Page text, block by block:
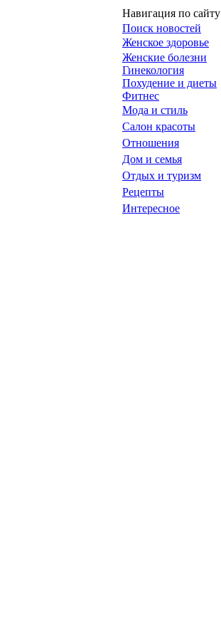
Навигация по сайту
Поиск новостей
Женское здоровье
Женские болезни
Гинекология
Похудение и диеты
Фитнес
Мода и стиль
Салон красоты
Отношения
Дом и семья
Отдых и туризм
Рецепты
Интересное